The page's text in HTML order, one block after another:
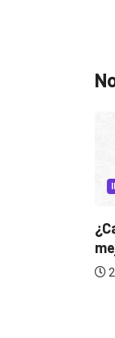
marca? La...